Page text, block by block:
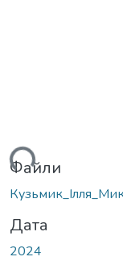
Файли
Дата
2024